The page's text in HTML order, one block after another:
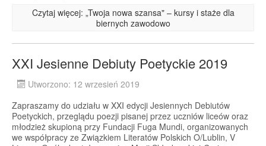
Czytaj więcej: „Twoja nowa szansa" – kursy i staże dla
biernych zawodowo
XXI Jesienne Debiuty Poetyckie 2019
Utworzono: 12 wrzesień 2019
Zapraszamy do udziału w XXI edycji Jesiennych Debiutów
Poetyckich, przeglądu poezji pisanej przez uczniów liceów oraz
młodzież skupioną przy Fundacji Fuga Mundi, organizowanych
we współpracy ze Związkiem Literatów Polskich O/Lublin, V